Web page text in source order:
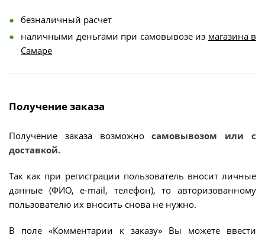
безналичный расчет
наличными деньгами при самовывозе из магазина в
Самаре
Получение заказа
Получение заказа возможносамовывозом или с
доставкой.
Так как при регистрации пользователь вносит личные
данные (ФИО, e-mail, телефон), то авторизованному
пользователю их вносить снова не нужно.
В поле «Комментарии к заказу» Вы можете ввести